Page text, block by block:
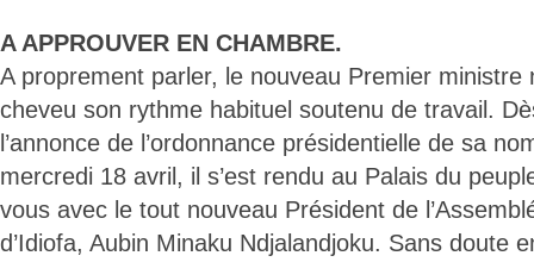
A APPROUVER EN CHAMBRE.
A proprement parler, le nouveau Premier ministre
cheveu son rythme habituel soutenu de travail.
l’annonce de l’ordonnance présidentielle de sa
mercredi 18 avril, il s’est rendu au Palais du
vous avec le tout nouveau Président de
d’Idiofa, Aubin Minaku Ndjalandjoku. Sans doute